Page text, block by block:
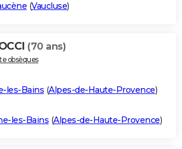
(Vaucluse)
(70 ans)
obsèques
les-Bains (Alpes-de-Haute-Provence)
les-Bains (Alpes-de-Haute-Provence)